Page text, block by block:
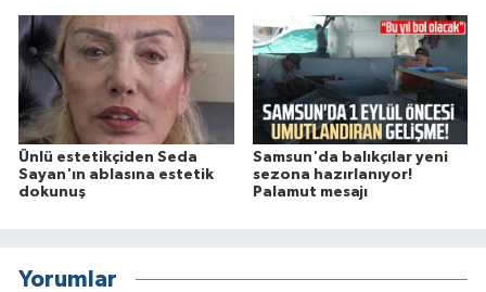
Ünlü estetikçiden Seda
Sayan'ın ablasına estetik
dokunuş
Samsun'da balıkçılar yeni
sezona hazırlanıyor!
Palamut mesajı
Yorumlar